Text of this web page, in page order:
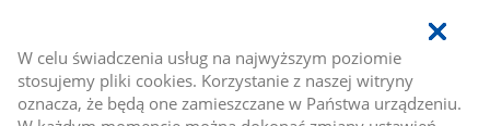
W celu świadczenia usług na najwyższym poziomie
stosujemy pliki cookies. Korzystanie z naszej witryny
oznacza, że będą one zamieszczane w Państwa urządzeniu.